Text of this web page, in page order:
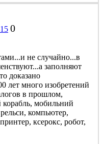
0
не случайно...в
заполняют
доказано
лет много изобретений
в прошлом,
корабль, мобильний
компьютер,
ксерокс, робот,